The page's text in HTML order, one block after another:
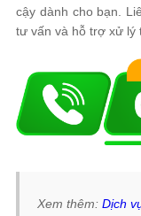
cậy dành cho bạn.
tư vấn và hỗ trợ xử lý
Xem thêm: Dịch